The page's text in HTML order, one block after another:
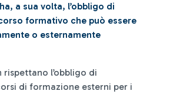
a sua volta, l’obbligo di
formativo che può essere
o esternamente
rispettano l’obbligo di
di formazione esterni per i